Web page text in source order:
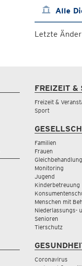
Alle
Letzte
FREIZEIT &
Freizeit &
Sport
Familien
Frauen
Monitoring
Jugend
Kinderbetreuung
Menschen mit
Niederlassungs-
Senioren
Tierschutz
Coronavirus